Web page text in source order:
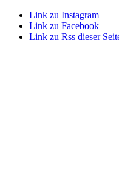
Link zu Instagram
Link zu Facebook
Link zu Rss dieser